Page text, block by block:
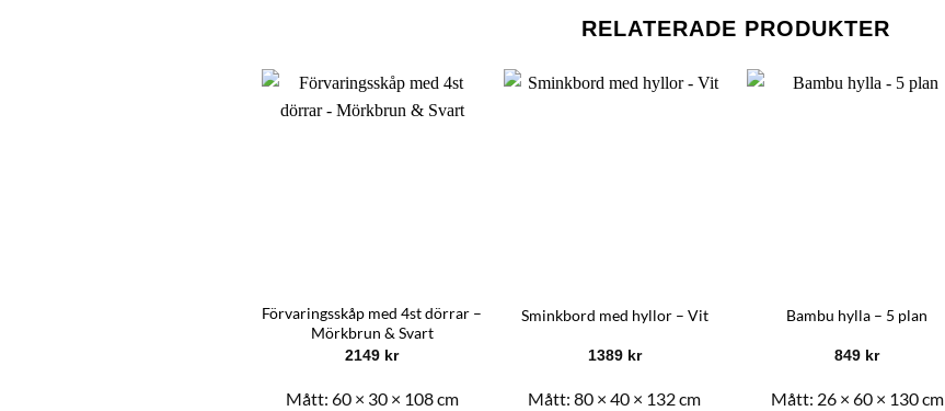
RELATERADE PRODUKTER
Förvaringsskåp med 4st dörrar –
Mörkbrun & Svart
2149 kr
Mått: 60 × 30 × 108 cm
Sminkbord med hyllor – Vit
1389 kr
Mått:80 × 40 × 132 cm
Bambu hylla – 5 plan
849 kr
Mått: 26 × 60 × 130 cm